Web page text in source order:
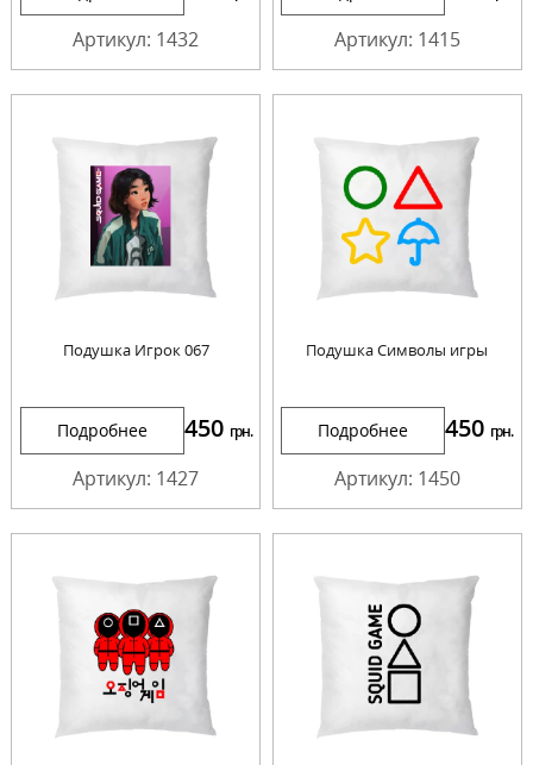
Артикул: 1432 Артикул: 1415
Подушка Игрок 067
Подробнее 450 грн.
Артикул: 1427
Подушка Символы игры
Подробнее 450 грн.
Артикул: 1450